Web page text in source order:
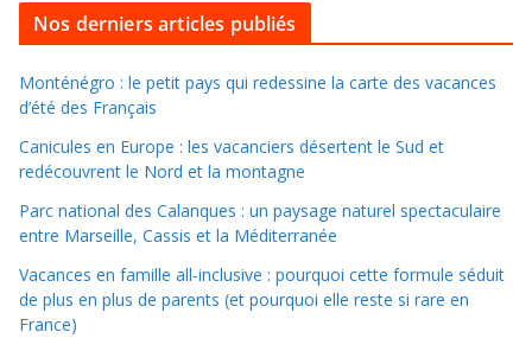
l
l
e
r
d
a
n
e
Nos derniers articles publiés
Monténégro : le petit pays qui redessine la carte des vacances
d’été des Français
Canicules en Europe : les vacanciers désertent le Sud et
redécouvrent le Nord et la montagne
Parc national des Calanques : un paysage naturel spectaculaire
entre Marseille, Cassis et la Méditerranée
Vacances en famille all-inclusive : pourquoi cette formule séduit
de plus en plus de parents (et pourquoi elle reste si rare en
France)